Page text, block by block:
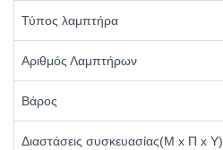
Τύπος λαμπτήρα
Αριθμός Λαμπτήρων
Βάρος
Διαστάσεις συσκευασίας(Μ x Π x Υ)